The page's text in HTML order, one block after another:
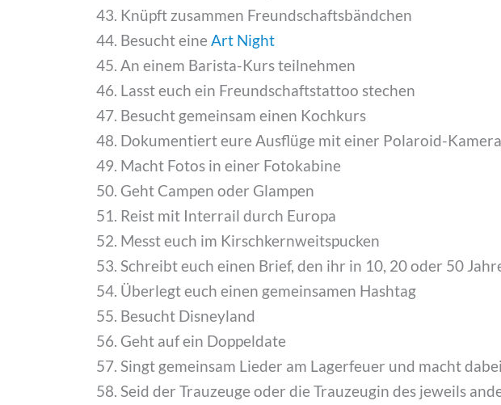
Knüpft zusammen Freundschaftsbändchen
Besucht eine Art Night
An einem Barista-Kurs teilnehmen
Lasst euch ein Freundschaftstattoo stechen
Besucht gemeinsam einen Kochkurs
Dokumentiert eure Ausflüge mit einer Polaroid-Kamera
Macht Fotos in einer Fotokabine
Geht Campen oder Glampen
Reist mit Interrail durch Europa
Messt euch im Kirschkernweitspucken
Schreibt euch einen Brief, den ihr in 10, 20 oder 50
Überlegt euch einen gemeinsamen Hashtag
Besucht Disneyland
Geht auf ein Doppeldate
Singt gemeinsam Lieder am Lagerfeuer und macht
Seid der Trauzeuge oder die Trauzeugin des jeweils